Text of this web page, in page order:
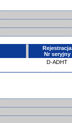
Rejestracja
Nr seryjny
D-ADHT